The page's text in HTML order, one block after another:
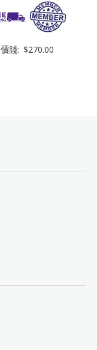
價錢: $270.00